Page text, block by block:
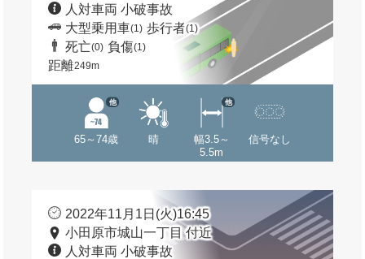
人対車両 小破事故
大型乗用車(1) 歩行者(1)
死亡(0) 負傷(1)
距離249m
65～74歳
他
晴
幅3.5～
5.5m
他
信号なし
2022年11月1日(火)16:45
小田原市城山一丁目 付近
人対車両 小破事故